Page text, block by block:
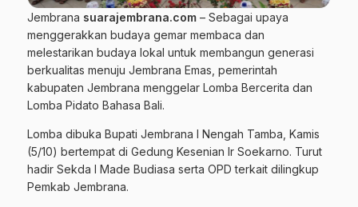
Jembrana suarajembrana.com – Sebagai upaya
menggerakkan budaya gemar membaca dan
melestarikan budaya lokal untuk membangun generasi
berkualitas menuju Jembrana Emas, pemerintah
kabupaten Jembrana menggelar Lomba Bercerita dan
Lomba Pidato Bahasa Bali.
Lomba dibuka Bupati Jembrana I Nengah Tamba, Kamis
(5/10) bertempat di Gedung Kesenian Ir Soekarno. Turut
hadir Sekda I Made Budiasa serta OPD terkait dilingkup
Pemkab Jembrana.